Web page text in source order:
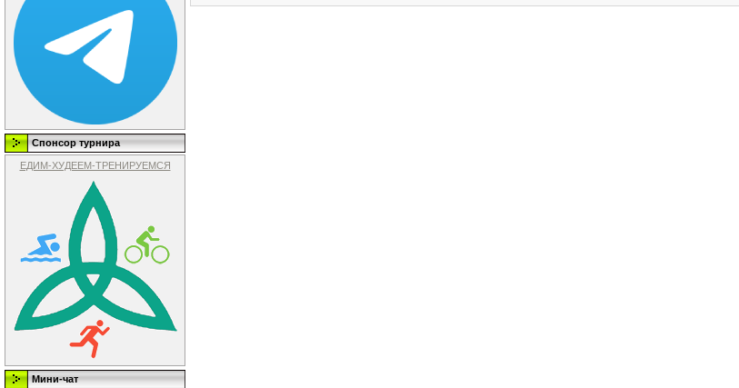
Спонсор турнира
ЕДИМ-ХУДЕЕМ-ТРЕНИРУЕМСЯ
Мини-чат